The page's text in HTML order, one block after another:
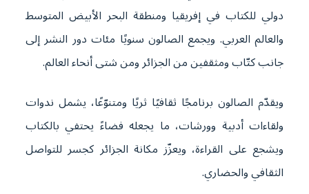
دولي للكتاب في إفريقيا ومنطقة البحر الأبيض المتوسط
والعالم العربي. ويجمع الصالون سنويًا مئات دور النشر إلى
جانب كتّاب ومثقفين من الجزائر ومن شتى أنحاء العالم.
ويقدّم الصالون برنامجًا ثقافيًا ثريًا ومتنوّعًا، يشمل ندوات
ولقاءات أدبية وورشات، ما يجعله فضاءً يحتفي بالكتاب
ويشجع على القراءة، ويعزّز مكانة الجزائر كجسر للتواصل
الثقافي والحضاري.